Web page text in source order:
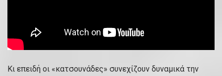
Κι επειδή οι «κατσουνάδες» συνεχίζουν δυναμικά την